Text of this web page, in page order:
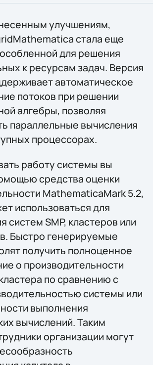
улучшениям,
стала еще
для решения
к ресурсам задач. Версия
автоматическое
потоков при решении
алгебры, позволяя
параллельные вычисления
процессорах.
работу системы вы
средства оценки
MathematicaMark 5.2,
использоваться для
систем SMP, кластеров или
Быстро генерируемые
получить полноценное
о производительности
по сравнению с
системы или
выполнения
вычислений. Таким
организации могут